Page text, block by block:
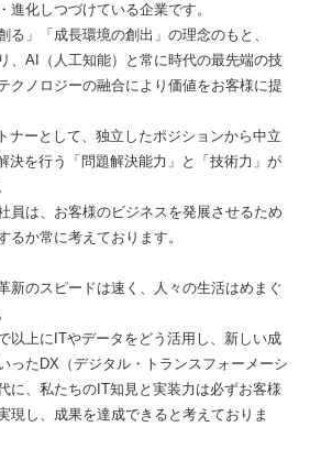
進化しつづけている企業です。
る」「成長環境の創出」の理念のもと、
、AI（人工知能）と常に時代の最先端の技
クノロジーの融合により価値をお客様に提
ナーとして、独立したポジションから中立
決を行う「問題解決能力」と「技術力」が
員は、お客様のビジネスを発展させるため
るか常に考えております。
新のスピードは速く、人々の生活はめまぐ
以上にITやデータをどう活用し、新しい成
ったDX（デジタル・トランスフォーメーシ
に、私たちのIT知見と実装力は必ずお客様
現し、成果を達成できると考えておりま